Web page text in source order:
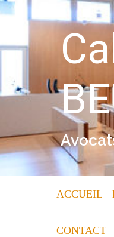
Skip to main content
ACCUEIL
CONTACT